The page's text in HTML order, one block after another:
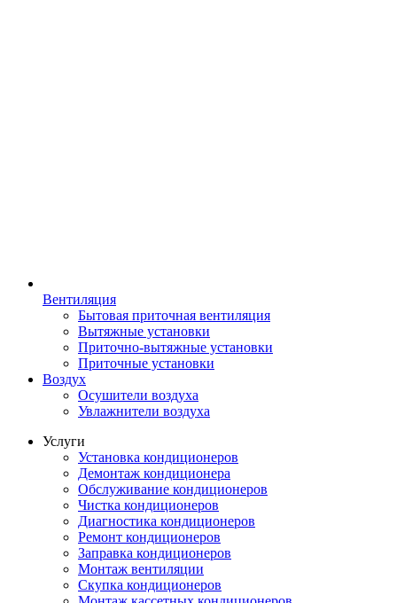
Вентиляция
Бытовая приточная вентиляция
Вытяжные установки
Приточно-вытяжные установки
Приточные установки
Воздух
Осушители воздуха
Увлажнители воздуха
Услуги
Установка кондиционеров
Демонтаж кондиционера
Обслуживание кондиционеров
Чистка кондиционеров
Диагностика кондиционеров
Ремонт кондиционеров
Заправка кондиционеров
Монтаж вентиляции
Скупка кондиционеров